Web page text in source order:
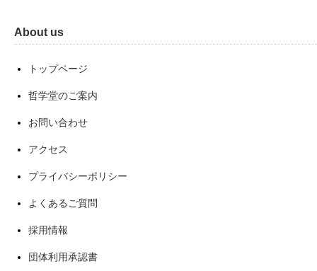
About us
トップページ
哲学堂のご案内
お問い合わせ
アクセス
プライバシーポリシー
よくあるご質問
採用情報
団体利用承認書